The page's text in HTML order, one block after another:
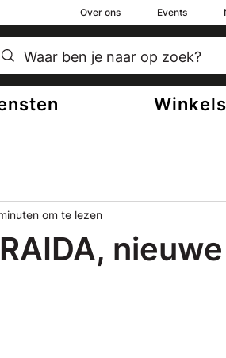
Over ons Events
Winkels
om te lezen